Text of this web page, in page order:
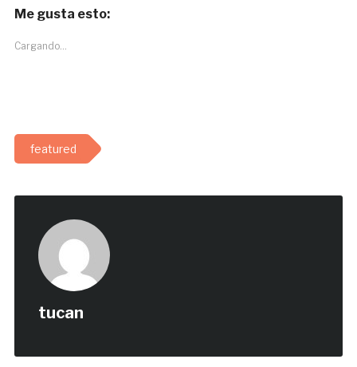
Me gusta esto:
Cargando...
featured
tucan